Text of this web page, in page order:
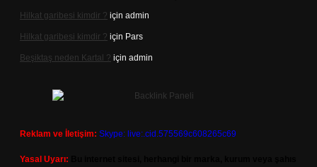
Hilkat garibesi kimdir ? için admin
Hilkat garibesi kimdir ? için Pars
Beşiktaş neden Kartal ? için admin
Reklam ve İletişim: Skype: live:.cid.575569c608265c69
Yasal Uyarı: